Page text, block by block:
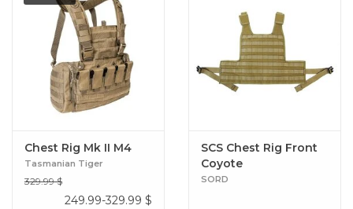
Chest Rig Mk II M4
Tasmanian Tiger
329.99 $
249.99-329.99 $
SCS Chest Rig Front
Coyote
SORD